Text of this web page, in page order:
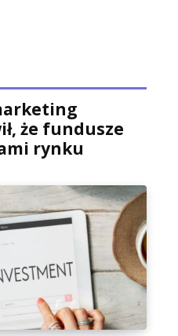
że fundusze
rynku